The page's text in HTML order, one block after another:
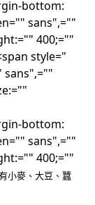
bottom:
sans",=""
400;=""
style="
sans",=""
bottom:
sans",=""
400;=""
小麥、大豆、蠶